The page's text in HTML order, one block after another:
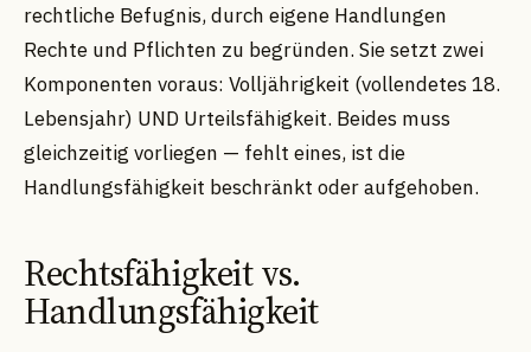
rechtliche Befugnis, durch eigene Handlungen
Rechte und Pflichten zu begründen. Sie setzt zwei
Komponenten voraus: Volljährigkeit (vollendetes 18.
Lebensjahr) UND Urteilsfähigkeit. Beides muss
gleichzeitig vorliegen — fehlt eines, ist die
Handlungsfähigkeit beschränkt oder aufgehoben.
Rechtsfähigkeit vs.
Handlungsfähigkeit